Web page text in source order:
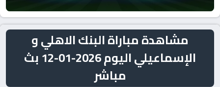
مشاهدة مباراة البنك الاهلي و
الإسماعيلي اليوم 2026-01-12 بث
مباشر